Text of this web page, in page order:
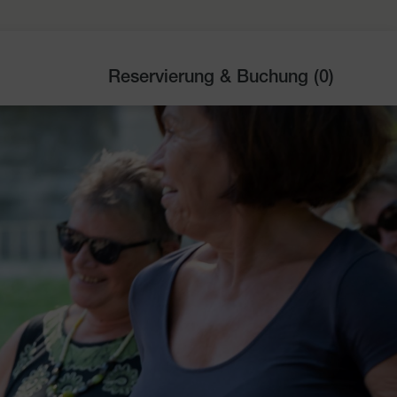
Reservierung & Buchung (0)